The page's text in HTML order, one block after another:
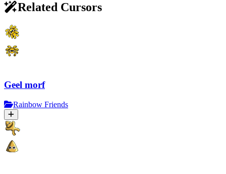
Related Cursors
Geel morf
Rainbow Friends